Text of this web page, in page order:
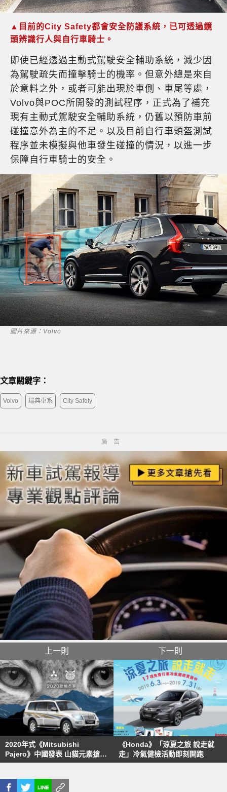
▲目前的City Safety都會安全防護系統，已可透過鏡
頭辨識行人與自行車騎士。
即使已經透過主動式駕駛安全輔助系統，減少因
為駕駛疏失而撞擊騎士的機率。但意外總是來自
於意料之外，或者可能出現於車側、車尾等處，
Volvo與POC所開發的測試程序，正式為了補充
現有主動式駕駛安全輔助系統，仍舊以預防車前
碰撞意外為主的不足。以及目前自行車頭盔測試
程序並未模擬與他車發生碰撞的情況，以進一步
保障自行車騎士的安全。
圖片來源：Volvo
文章關鍵字：
Volvo 瑞典車系 City Safety
廣告
上一則
2020年式《Mitsubishi
Pajero》中國發表 山貓元素搶眼
上身
下一則
《Honda》「涼夏之旅 說走就
走」冷氣健檢活動即刻開跑